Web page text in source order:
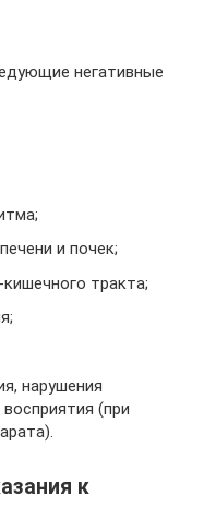
негативные
и почек;
тракта;
нарушения
восприятия (при
к